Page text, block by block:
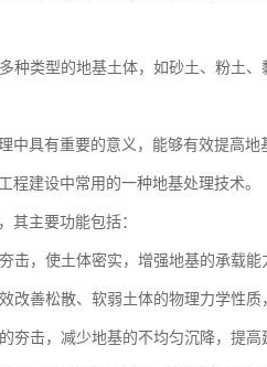
种类型的地基土体，如砂土、粉土
中具有重要的意义，能够有效提高
程建设中常用的一种地基处理技术。
其主要功能包括：
击，使土体密实，增强地基的承载能
改善松散、软弱土体的物理力学性
夯击，减少地基的不均匀沉降，提高